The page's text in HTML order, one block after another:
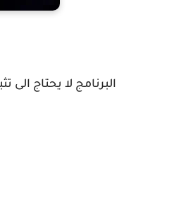
البرنامج لا يحتاج